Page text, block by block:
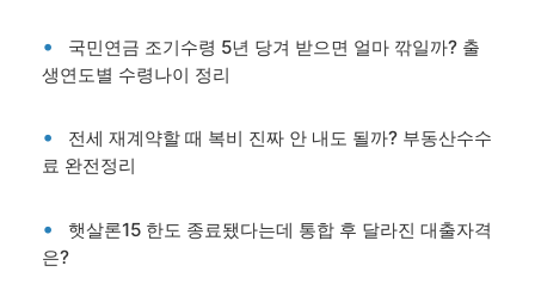
국민연금 조기수령 5년 당겨 받으면 얼마 깎일까? 출
생연도별 수령나이 정리
전세 재계약할 때 복비 진짜 안 내도 될까? 부동산수수
료 완전정리
햇살론15 한도 종료됐다는데 통합 후 달라진 대출자격
은?